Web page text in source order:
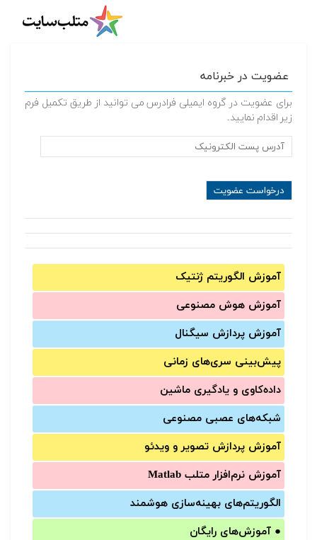
عضویت در خبرنامه
برای عضویت در گروه ایمیلی فرادرس می توانید از طریق تکمیل فرم
زیر اقدام نمایید.
آموزش الگوریتم ژنتیک
آموزش‌ هوش مصنوعی
آموزش‌ پردازش سیگنال
پیش‌‌بینی سری‌‌های زمانی
داده‌کاوی و یادگیری ماشین
شبکه‌های عصبی مصنوعی
آموزش‌ پردازش تصویر و ویدئو
آموزش‌ نرم‌افزار متلب Matlab
الگوریتم‌های بهینه‌سازی هوشمند
● آموزش‌های رایگان